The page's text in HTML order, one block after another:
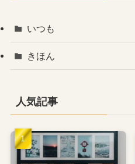
いつも
きほん
人気記事